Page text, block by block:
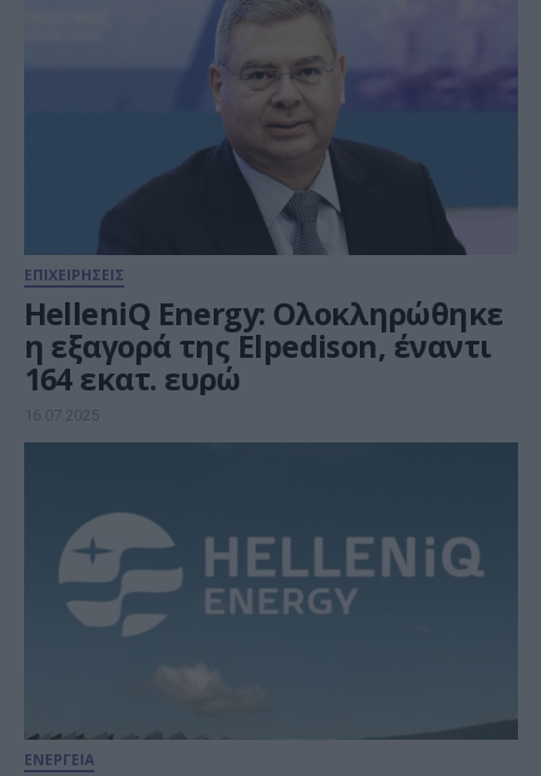
ΕΠΙΧΕΙΡΗΣΕΙΣ
HelleniQ Energy: Ολοκληρώθηκε
η εξαγορά της Elpedison, έναντι
164 εκατ. ευρώ
16.07.2025
ΕΝΕΡΓΕΙΑ